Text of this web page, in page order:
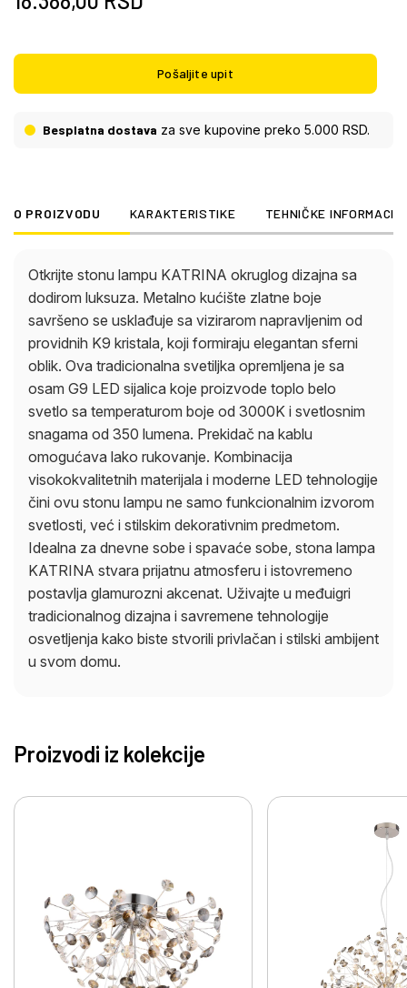
svetlo sa temperaturom boje od 3000K i svetlosnim
snagama od 350 lumena. Prekidač na kablu
visokokvalitetnih materijala i moderne LED
spavaće sobe, stona lampa KATRINA stvara prijatnu
atmosferu i istovremeno postavlja glamurozni
savremene tehnologije osvetljenja kako biste
stvorili privlačan i stilski ambijent u svom domu.
Pošaljite upit
Besplatna dostava za sve kupovine preko 5.000 RSD.
O PROIZVODU KARAKTERISTIKE TEHNIČKE
Otkrijte stonu lampu KATRINA okruglog dizajna sa
dodirom luksuza. Metalno kućište zlatne boje
savršeno se usklađuje sa vizirarom napravljenim od
providnih K9 kristala, koji formiraju elegantan sferni
oblik. Ova tradicionalna svetiljka opremljena je sa
osam G9 LED sijalica koje proizvode toplo belo
svetlo sa temperaturom boje od 3000K i svetlosnim
snagama od 350 lumena. Prekidač na kablu
omogućava lako rukovanje. Kombinacija
visokokvalitetnih materijala i moderne LED tehnologije
čini ovu stonu lampu ne samo funkcionalnim izvorom
svetlosti, već i stilskim dekorativnim predmetom.
Idealna za dnevne sobe i spavaće sobe, stona lampa
KATRINA stvara prijatnu atmosferu i istovremeno
postavlja glamurozni akcenat. Uživajte u međuigri
tradicionalnog dizajna i savremene tehnologije
osvetljenja kako biste stvorili privlačan i stilski ambijent
u svom domu.
Proizvodi iz kolekcije